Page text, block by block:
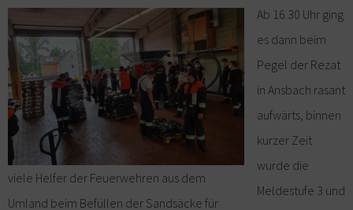
viele Helfer der Feuerwehren aus dem
Umland beim Befüllen der Sandsäcke für
Ab 16.30 Uhr ging
es dann beim
Pegel der Rezat
in Ansbach rasant
aufwärts, binnen
kurzer Zeit
wurde die
Meldestufe 3 und